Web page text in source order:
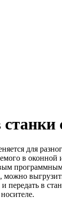
для
в оконной
в